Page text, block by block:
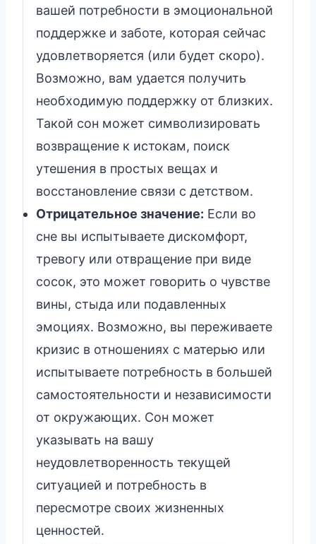
вашей потребности в эмоциональной
поддержке и заботе, которая сейчас
удовлетворяется (или будет скоро).
Возможно, вам удается получить
необходимую поддержку от близких.
Такой сон может символизировать
возвращение к истокам, поиск
утешения в простых вещах и
восстановление связи с детством.
Отрицательное значение: Если во
сне вы испытываете дискомфорт,
тревогу или отвращение при виде
сосок, это может говорить о чувстве
вины, стыда или подавленных
эмоциях. Возможно, вы переживаете
кризис в отношениях с матерью или
испытываете потребность в большей
самостоятельности и независимости
от окружающих. Сон может
указывать на вашу
неудовлетворенность текущей
ситуацией и потребность в
пересмотре своих жизненных
ценностей.